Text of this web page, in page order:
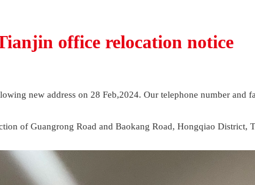
office relocation notice
new address on 28 Feb,2024. Our telephone number and
of Guangrong Road and Baokang Road, Hongqiao District,